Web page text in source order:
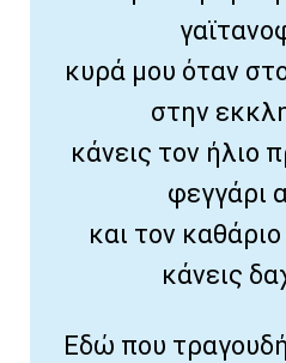
κυρά μου όταν
στην
κάνεις τον ήλιο
φεγγάρι
και τον
κάνεις
Εδώ που